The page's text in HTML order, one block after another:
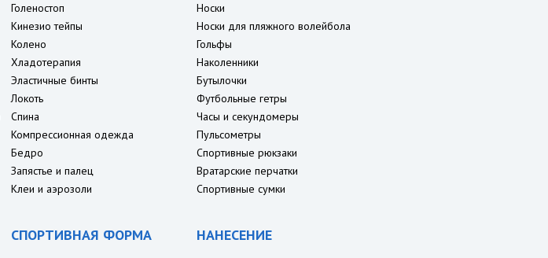
Голеностоп
Кинезио тейпы
Колено
Хладотерапия
Эластичные бинты
Локоть
Спина
Компрессионная одежда
Бедро
Запястье и палец
Клеи и аэрозоли
Носки
Носки для пляжного волейбола
Гольфы
Наколенники
Бутылочки
Футбольные гетры
Часы и секундомеры
Пульсометры
Спортивные рюкзаки
Вратарские перчатки
Спортивные сумки
СПОРТИВНАЯ ФОРМА НАНЕСЕНИЕ